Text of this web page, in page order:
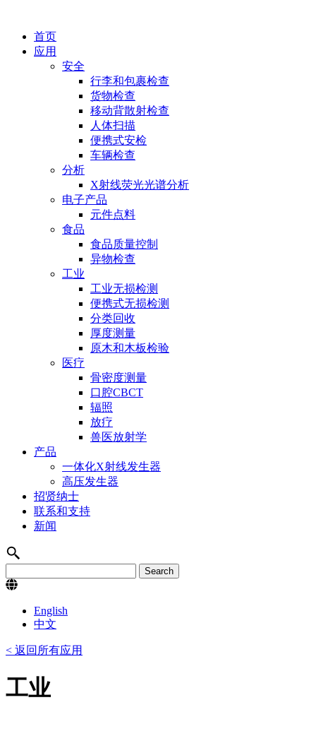
首页
应用
安全
行李和包裹检查
货物检查
移动背散射检查
人体扫描
便携式安检
车辆检查
分析
X射线荧光光谱分析
电子产品
元件点料
食品
食品质量控制
异物检查
工业
工业无损检测
便携式无损检测
分类回收
厚度测量
原木和木板检验
医疗
骨密度测量
口腔CBCT
辐照
放疗
兽医放射学
产品
一体化X射线发生器
高压发生器
招贤纳士
联系和支持
新闻
English
中文
< 返回所有应用
工业